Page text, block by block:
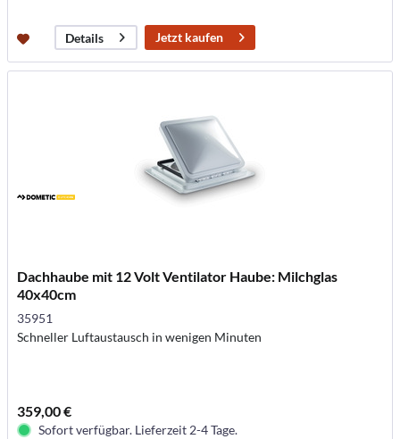
Details Jetzt kaufen
Dachhaube mit 12 Volt Ventilator Haube: Milchglas
40x40cm
35951
Schneller Luftaustausch in wenigen Minuten
359,00 €
Sofort verfügbar. Lieferzeit 2-4 Tage.